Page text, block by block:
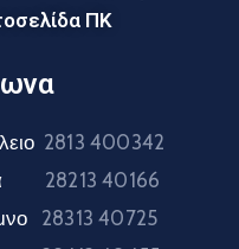
ΠΚ
2813 400342
28213 40166
28313 40725